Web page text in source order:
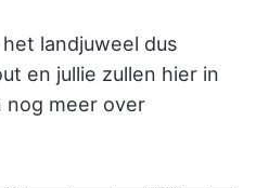
landjuweel dus
en jullie zullen hier in
nog meer over